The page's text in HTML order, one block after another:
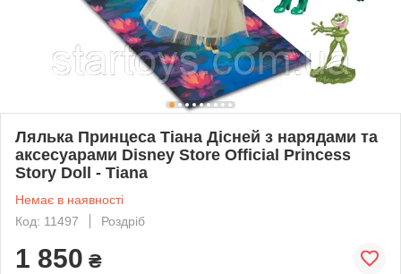
Лялька Принцеса Тіана Дісней з нарядами та
аксесуарами Disney Store Official Princess
Story Doll - Tiana
Немає в наявності
Код: 11497
Роздріб
1 850 ₴